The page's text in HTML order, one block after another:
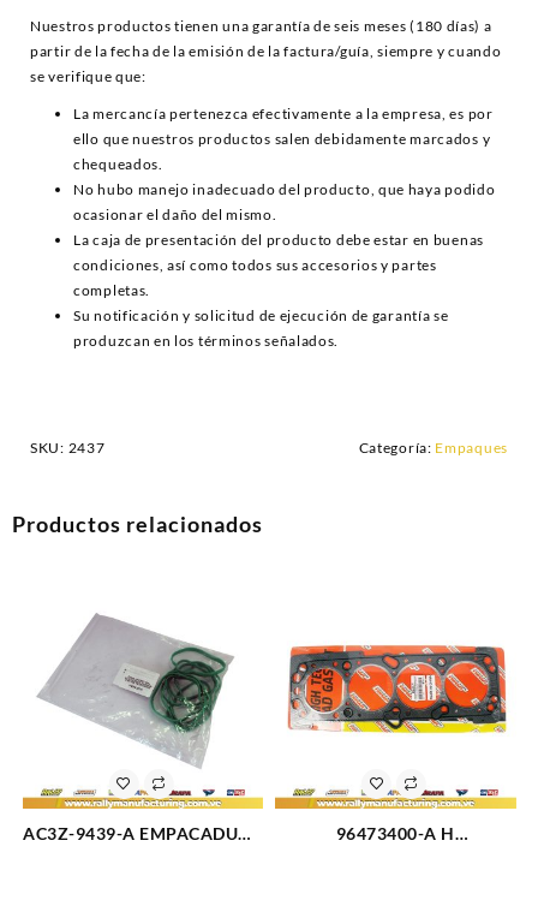
Nuestros productos tienen una garantía de seis meses (180 días) a
partir de la fecha de la emisión de la factura/guía, siempre y cuando
se verifique que:
La mercancía pertenezca efectivamente a la empresa, es por
ello que nuestros productos salen debidamente marcados y
chequeados.
No hubo manejo inadecuado del producto, que haya podido
ocasionar el daño del mismo.
La caja de presentación del producto debe estar en buenas
condiciones, así como todos sus accesorios y partes
completas.
Su notificación y solicitud de ejecución de garantía se
produzcan en los términos señalados.
SKU: 2437 Categoría: Empaques
Productos relacionados
AC3Z-9439-A EMPACADURA
96473400-A H